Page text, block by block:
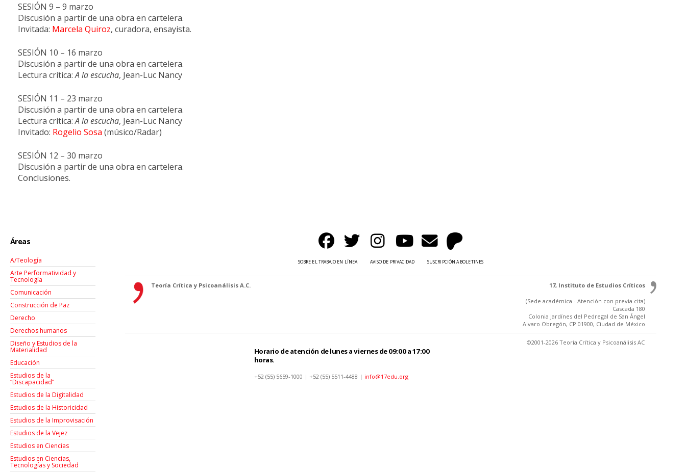
SESIÓN 9 – 9 marzo
Discusión a partir de una obra en cartelera.
Invitada: Marcela Quiroz, curadora, ensayista.
SESIÓN 10 – 16 marzo
Discusión a partir de una obra en cartelera.
Lectura crítica:A la escucha, Jean-Luc Nancy
SESIÓN 11 – 23 marzo
Discusión a partir de una obra en cartelera.
Lectura crítica:A la escucha, Jean-Luc Nancy
Invitado: Rogelio Sosa (músico/Radar)
SESIÓN 12 – 30 marzo
Discusión a partir de una obra en cartelera.
Conclusiones.
Áreas
A/Teología
Arte Performatividad y
Tecnología
Comunicación
Construcción de Paz
Derecho
Derechos humanos
Diseño y Estudios de la
Materialidad
Educación
Estudios de la
“Discapacidad”
Estudios de la Digitalidad
Estudios de la Historicidad
Estudios de la Improvisación
Estudios de la Vejez
Estudios en Ciencias
Estudios en Ciencias,
Tecnologías y Sociedad
SOBRE EL TRABAJO EN LÍNEA AVISO DE PRIVACIDAD SUSCRIPCIÓN A BOLETINES
Teoría Crítica y Psicoanálisis A.C. 17, Instituto de Estudios Críticos
(Sede académica - Atención con previa cita)
Cascada 180
Colonia Jardínes del Pedregal de San Ángel
Alvaro Obregón, CP 01900, Ciudad de México
Horario de atención de lunes a viernes de 09:00 a 17:00
horas.
+52 (55) 5659-1000 | +52 (55) 5511-4488 | info@17edu.org
©2001-2026 Teoría Crítica y Psicoanálisis AC